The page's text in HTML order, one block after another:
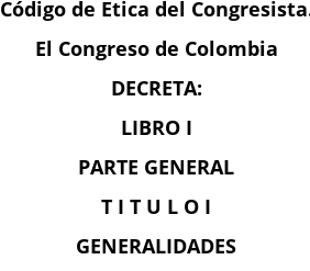
Código de Etica del
El Congreso de Colombia
DECRETA:
LIBRO I
PARTE GENERAL
T I T U L O I
GENERALIDADES